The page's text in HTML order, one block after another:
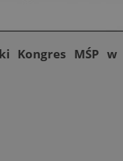
Kongres MŚP w